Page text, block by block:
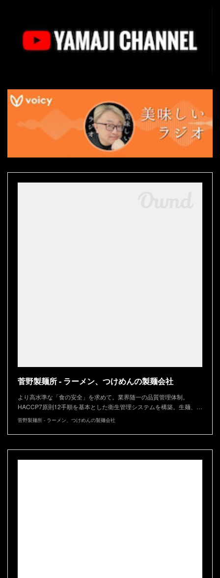
菅野製麺所 - ラーメン、つけめんの製麺会社
より高水準な「食の安全」を求めて。業界随一の品質管理体制。
HACCP7原則12手順を基本とした衛生管理システムを構築。生麺、…
菅野製麺所 - ラーメン、つけめんの製麺会社